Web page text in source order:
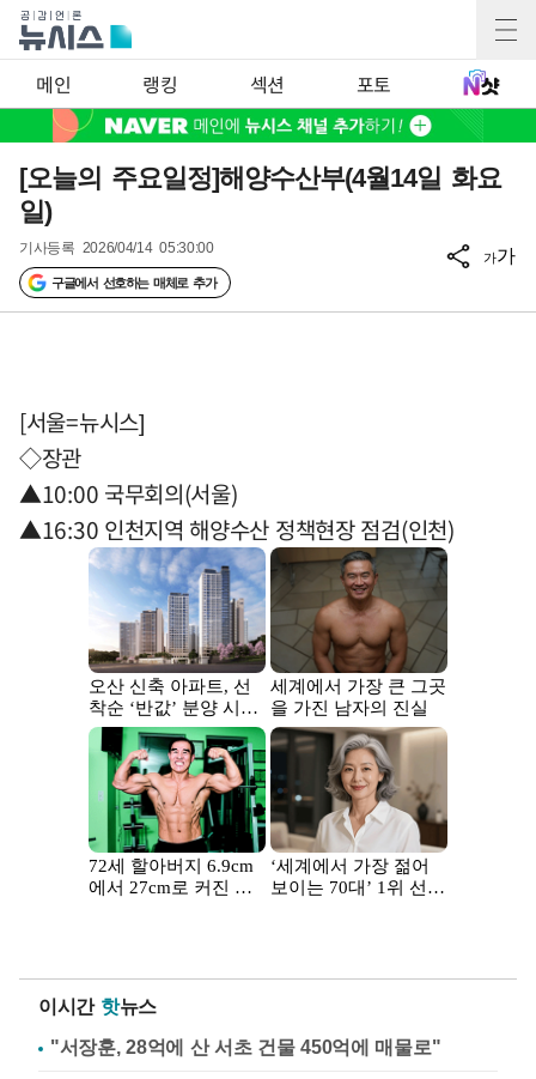
메인 랭킹 섹션 포토
[오늘의 주요일정]해양수산부(4월14일 화요
일)
기사등록 2026/04/14 05:30:00
구글에서 선호하는 매체로 추가
가가
[서울=뉴시스]
◇장관
▲10:00 국무회의(서울)
▲16:30 인천지역 해양수산 정책현장 점검(인천)
이시간 핫뉴스
"서장훈, 28억에 산 서초 건물 450억에 매물로"